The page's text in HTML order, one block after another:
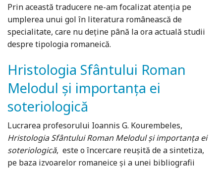
Prin această traducere ne-am focalizat atenția pe
umplerea unui gol în literatura românească de
specialitate, care nu deține până la ora actuală studii
despre tipologia romaneică.
Hristologia Sfântului Roman
Melodul și importanța ei
soteriologică
Lucrarea profesorului Ioannis G. Kourembeles,
Hristologia Sfântului Roman Melodul și importanța ei
soteriologică, este o încercare reușită de a sintetiza,
pe baza izvoarelor romaneice și a unei bibliografii